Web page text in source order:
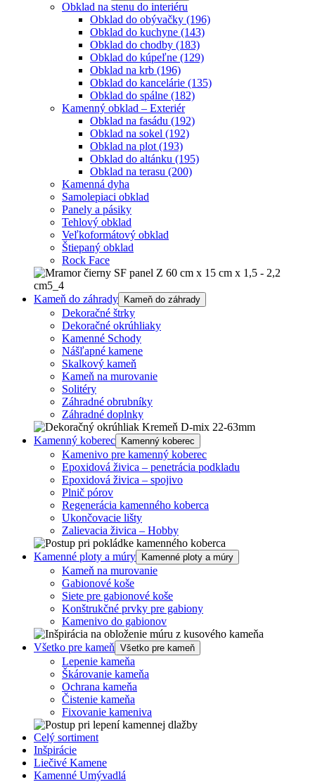
Obklad na stenu do interiéru
Obklad do obývačky (196)
Obklad do kuchyne (143)
Obklad do chodby (183)
Obklad do kúpeľne (129)
Obklad na krb (196)
Obklad do kancelárie (135)
Obklad do spálne (182)
Kamenný obklad – Exteriér
Obklad na fasádu (192)
Obklad na sokel (192)
Obklad na plot (193)
Obklad do altánku (195)
Obklad na terasu (200)
Kamenná dyha
Samolepiaci obklad
Panely a pásiky
Tehlový obklad
Veľkoformátový obklad
Štiepaný obklad
Rock Face
Kameň do záhrady Kameň do záhrady
Dekoračné štrky
Dekoračné okrúhliaky
Kamenné Schody
Nášľapné kamene
Skalkový kameň
Kameň na murovanie
Solitéry
Záhradné obrubníky
Záhradné doplnky
Kamenný koberec Kamenný koberec
Kamenivo pre kamenný koberec
Epoxidová živica – penetrácia podkladu
Epoxidová živica – spojivo
Plnič pórov
Regenerácia kamenného koberca
Ukončovacie lišty
Zalievacia živica – Hobby
Kamenné ploty a múry Kamenné ploty a múry
Kameň na murovanie
Gabionové koše
Siete pre gabionové koše
Konštrukčné prvky pre gabiony
Kamenivo do gabionov
Všetko pre kameň Všetko pre kameň
Lepenie kameňa
Škárovanie kameňa
Ochrana kameňa
Čistenie kameňa
Fixovanie kameniva
Celý sortiment
Inšpirácie
Liečivé Kamene
Kamenné Umývadlá